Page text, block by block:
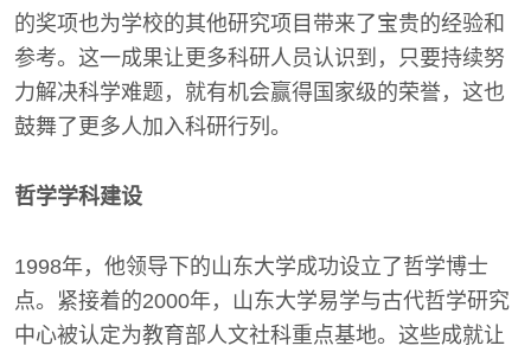
的奖项也为学校的其他研究项目带来了宝贵的经验和
参考。这一成果让更多科研人员认识到，只要持续努
力解决科学难题，就有机会赢得国家级的荣誉，这也
鼓舞了更多人加入科研行列。
哲学学科建设
1998年，他领导下的山东大学成功设立了哲学博士
点。紧接着的2000年，山东大学易学与古代哲学研究
中心被认定为教育部人文社科重点基地。这些成就让